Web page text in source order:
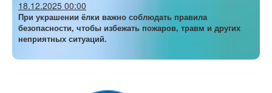
18.12.2025 00:00
При украшении ёлки важно соблюдать правила
безопасности, чтобы избежать пожаров, травм и других
неприятных ситуаций.